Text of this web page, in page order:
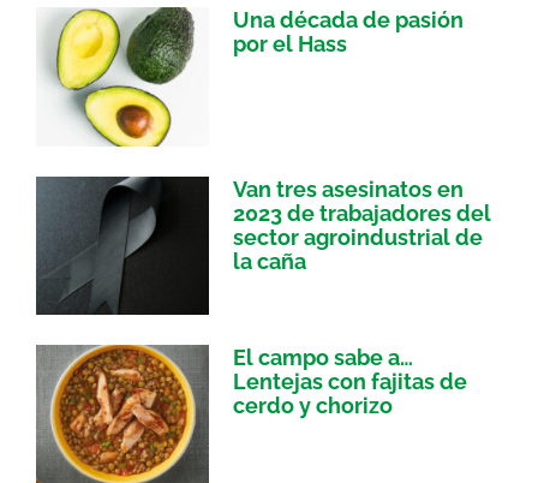
Una década de pasión
por el Hass
Van tres asesinatos en
2023 de trabajadores del
sector agroindustrial de
la caña
El campo sabe a…
Lentejas con fajitas de
cerdo y chorizo